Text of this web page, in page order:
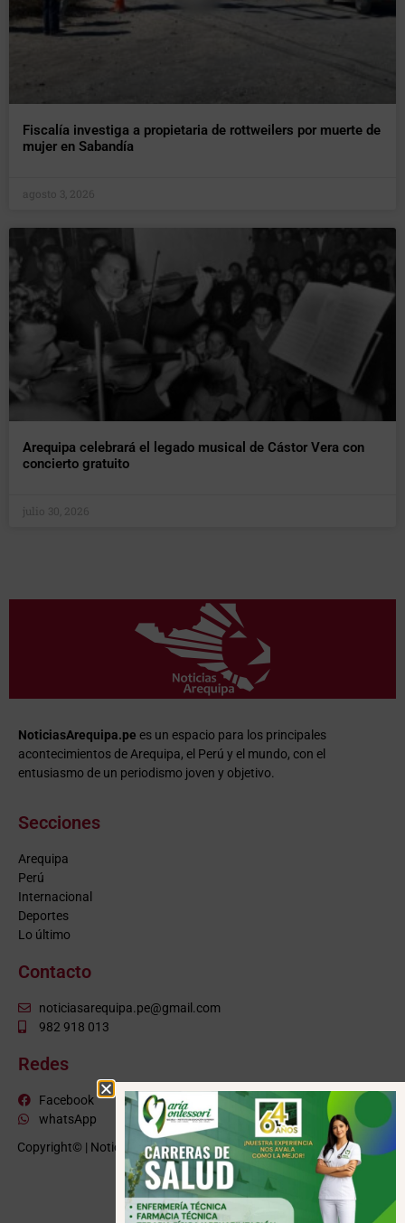
Fiscalía investiga a propietaria de rottweilers por muerte de
mujer en Sabandía
agosto 3, 2026
Arequipa celebrará el legado musical de Cástor Vera con
concierto gratuito
julio 30, 2026
NoticiasArequipa.pe es un espacio para los principales
acontecimientos de Arequipa, el Perú y el mundo, con el
entusiasmo de un periodismo joven y objetivo.
Secciones
Arequipa
Perú
Internacional
Deportes
Lo último
Contacto
noticiasarequipa.pe@gmail.com
982 918 013
Redes
Facebook
whatsApp
Copyright© | NoticiasArequipa.pe | Grupo HBA Noticias| Todos los
derechos reservados
VISITE TAMBIÉN